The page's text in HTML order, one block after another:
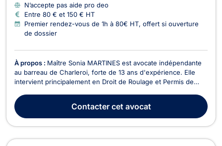
N’accepte pas aide pro deo
Entre 80 € et 150 € HT
Premier rendez-vous de 1h à 80€ HT, offert si ouverture
de dossier
À propos : Maître Sonia MARTINES est avocate indépendante
au barreau de Charleroi, forte de 13 ans d'expérience. Elle
intervient principalement en Droit de Roulage et Permis de
diplômée de l'Université libre de Bruxelles et titulaire de la
signature en cassation pénale, Maître M...
Contactercet avocat